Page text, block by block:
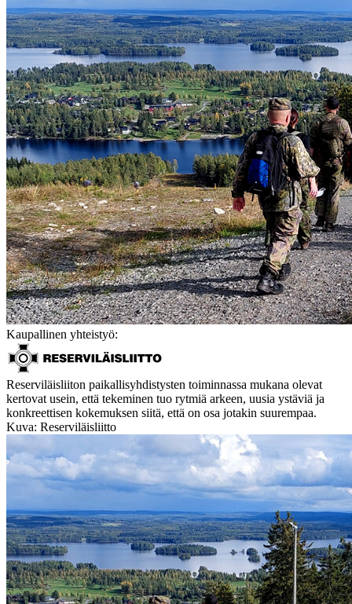
Kaupallinen yhteistyö:
Reserviläisliiton paikallisyhdistysten toiminnassa mukana olevat
kertovat usein, että tekeminen tuo rytmiä arkeen, uusia ystäviä ja
konkreettisen kokemuksen siitä, että on osa jotakin suurempaa.
Kuva: Reserviläisliitto